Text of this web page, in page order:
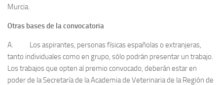
Murcia.
Otras bases de la convocatoria
A. Los aspirantes, personas físicas españolas o extranjeras,
tanto individuales como en grupo, sólo podrán presentar un trabajo.
Los trabajos que opten al premio convocado, deberán estar en
poder de la Secretaría de la Academia de Veterinaria de la Región de